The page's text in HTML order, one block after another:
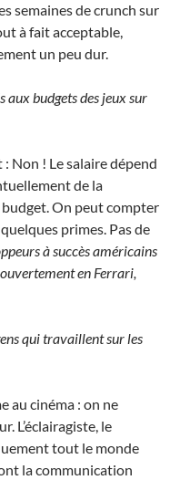
semaines de crunch sur
à fait acceptable,
un peu dur.
aux budgets des jeux sur
Non ! Le salaire dépend
de la
On peut compter
primes. Pas de
à succès américains
en Ferrari,
qui travaillent sur les
au cinéma : on ne
L’éclairagiste, le
tout le monde
la communication